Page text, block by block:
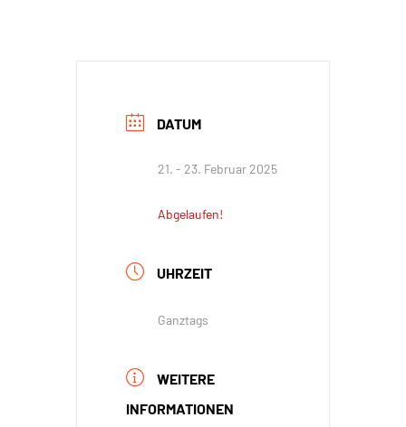
DATUM
21. - 23. Februar 2025
Abgelaufen!
UHRZEIT
Ganztags
WEITERE
INFORMATIONEN